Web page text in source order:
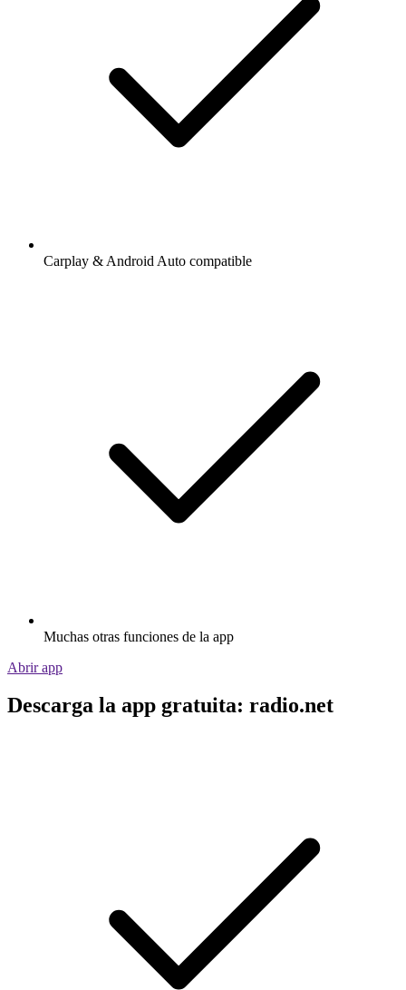
Carplay & Android Auto compatible
Muchas otras funciones de la app
Abrir app
Descarga la app gratuita: radio.net